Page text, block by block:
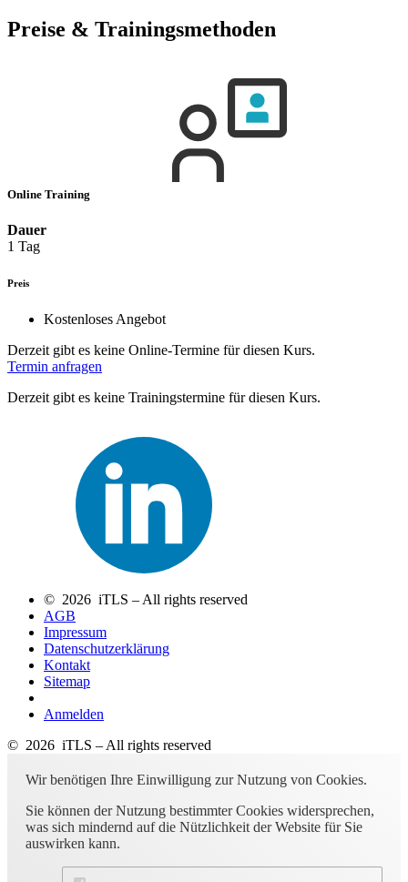
Preise & Trainingsmethoden
Online Training
Dauer
1 Tag
Preis
Kostenloses Angebot
Derzeit gibt es keine Online-Termine für diesen Kurs.
Termin anfragen
Derzeit gibt es keine Trainingstermine für diesen Kurs.
© 2026 iTLS – All rights reserved
AGB
Impressum
Datenschutzerklärung
Kontakt
Sitemap
Anmelden
© 2026 iTLS – All rights reserved
Wir benötigen Ihre Einwilligung zur Nutzung von Cookies.
Sie können der Nutzung bestimmter Cookies widersprechen,
was sich mindernd auf die Nützlichkeit der Website für Sie
auswirken kann.